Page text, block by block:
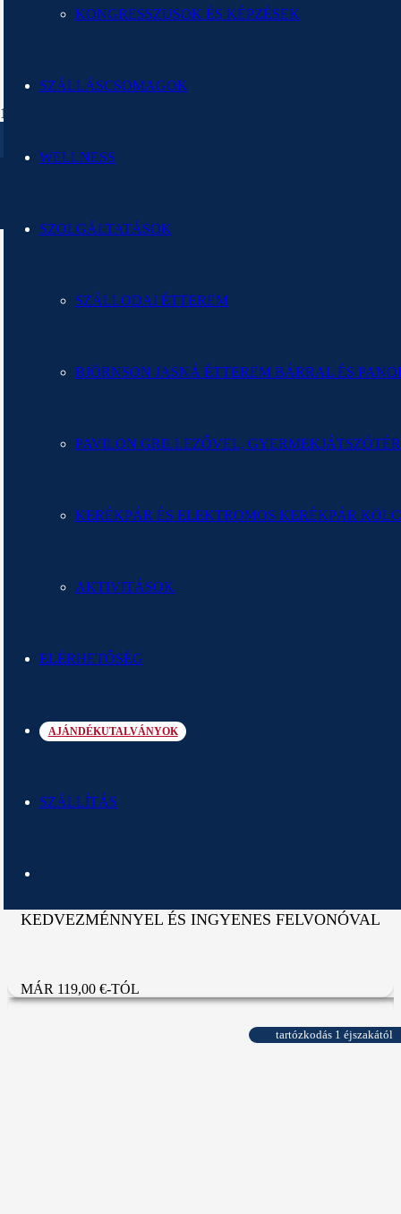
KONGRESSZUSOK ÉS KÉPZÉSEK
SZÁLLÁSCSOMAGOK
WELLNESS
SZOLGÁLTATÁSOK
SZÁLLODAI ÉTTEREM
BJÖRNSON JASNÁ ÉTTEREM BÁRRAL ÉS
PAVILON GRILLEZŐVEL,
KERÉKPÁR ÉS ELEKTROMOS KERÉKPÁR
AKTIVITÁSOK
ELÉRHETŐSÉG
AJÁNDÉKUTALVÁNYOK
SZÁLLÍTÁS
HOTEL TATRAS
KEDVEZMÉNYES
KEDVEZMÉNNYEL ÉS INGYENES FELVONÓVAL
MÁR 119,00 €-TÓL
maradjon 1 éjszakára
tartózkodás 1 éjszakától